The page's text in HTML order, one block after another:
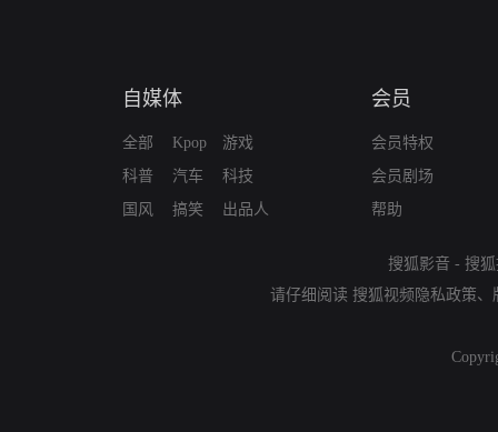
自媒体
全部
科普
国风
Kpop
汽车
搞笑
游戏
科技
出品人
会员
会员特权
会员剧场
帮助
搜狐影音 - 搜
请仔细阅读 搜狐视频隐私政策、